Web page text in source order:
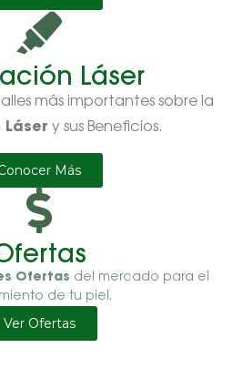
Láser
más importantes sobre la
y sus Beneficios.
Más
Ofertas del mercado para el
de tu piel.
Ver Ofertas